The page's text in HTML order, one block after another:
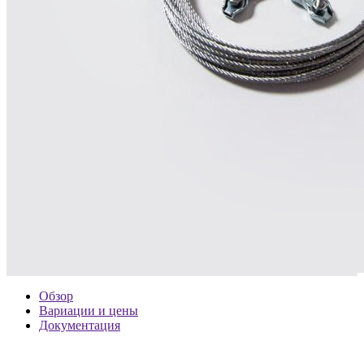
Обзор
Вариации и цены
Документация